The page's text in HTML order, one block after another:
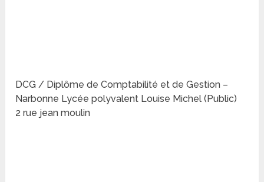
DCG / Diplôme de Comptabilité et de Gestion –
Narbonne Lycée polyvalent Louise Michel (Public)
2 rue jean moulin